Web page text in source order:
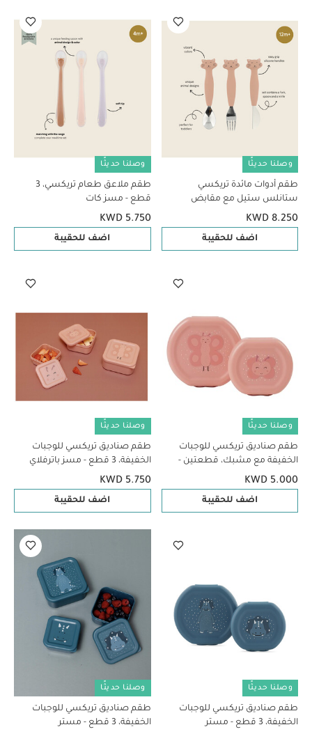
وصلنا حديثًا
طقم أدوات مائدة تريكسي
ستانلس ستيل مع مقابض
سيليكون - مسز كات
KWD 8.250
اضف للحقيبة
وصلنا حديثًا
طقم ملاعق طعام تريكسي، 3
قطع - مسز كات
KWD 5.750
اضف للحقيبة
وصلنا حديثًا
طقم صناديق تريكسي للوجبات
الخفيفة مع مشبك، قطعتين -
مسز باترفلاي
KWD 5.000
اضف للحقيبة
وصلنا حديثًا
طقم صناديق تريكسي للوجبات
الخفيفة، 3 قطع - مسز باترفلاي
KWD 5.750
اضف للحقيبة
وصلنا حديثًا
طقم صناديق تريكسي للوجبات
الخفيفة، 3 قطع - مستر
وصلنا حديثًا
طقم صناديق تريكسي للوجبات
الخفيفة، 3 قطع - مستر